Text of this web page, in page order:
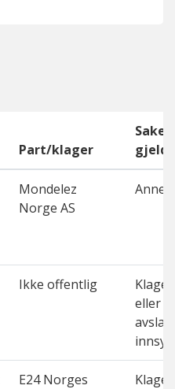
Part/klager
Saken
Mondelez
Norge AS
Annet
Ikke offentlig
Klage
eller
innsyn
E24 Norges
Klage